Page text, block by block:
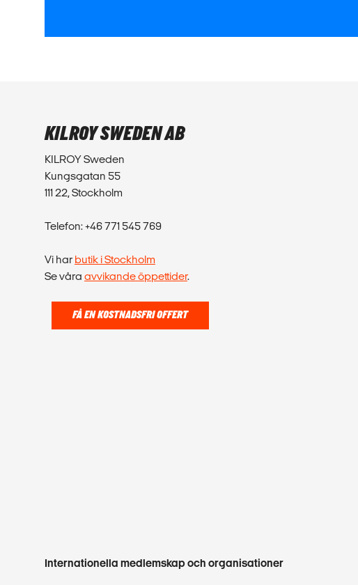
KILROY SWEDEN AB
KILROY Sweden
Kungsgatan 55
111 22, Stockholm
Telefon: +46 771 545 769
Vi har butik i Stockholm
Se våra avvikande öppettider.
FÅ EN KOSTNADSFRI OFFERT
Internationella medlemskap och organisationer